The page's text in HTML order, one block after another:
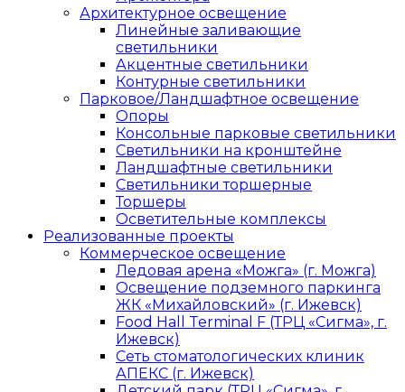
Архитектурное освещение
Линейные заливающие
светильники
Акцентные светильники
Контурные светильники
Парковое/Ландшафтное освещение
Опоры
Консольные парковые светильники
Светильники на кронштейне
Ландшафтные светильники
Светильники торшерные
Торшеры
Осветительные комплексы
Реализованные проекты
Коммерческое освещение
Ледовая арена «Можга» (г. Можга)
Освещение подземного паркинга
ЖК «Михайловский» (г. Ижевск)
Food Hall Terminal F (ТРЦ «Сигма», г.
Ижевск)
Сеть стоматологических клиник
АПЕКС (г. Ижевск)